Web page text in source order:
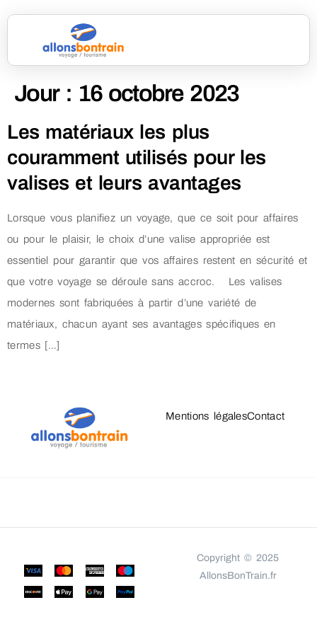
Jour : 16 octobre 2023
Les matériaux les plus
couramment utilisés pour les
valises et leurs avantages
Lorsque vous planifiez un voyage, que ce soit pour affaires
ou pour le plaisir, le choix d’une valise appropriée est
essentiel pour garantir que vos affaires restent en sécurité et
que votre voyage se déroule sans accroc. Les valises
modernes sont fabriquées à partir d’une variété de
matériaux, chacun ayant ses avantages spécifiques en
termes […]
Mentions légalesContact
Copyright © 2025
AllonsBonTrain.fr